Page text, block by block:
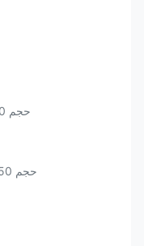
حجم A4: 50 صفحة / كتاب ، 50 كتابًا / صندوق ؛
حجم A5: 50 صفحة / كتاب ، 100 كتاب / صندوق.